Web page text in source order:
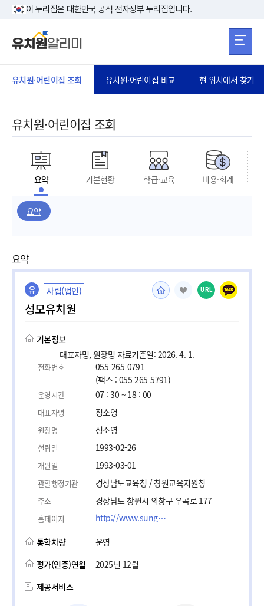
본문 바로가기
이 누리집은 대한민국 공식 전자정부 누리집입니다.
유치원·어린이집 조회 유치원·어린이집 비교 현 위치에서 찾기
유치원·어린이집 조회
요약 기본현황 학급·교육 비용·회계
요약
요약
유 사립(법인)
성모유치원
URL
기본정보
대표자명, 원장명 자료기준일: 2026. 4. 1.
전화번호
055-265-0791
(팩스 : 055-265-5791)
운영시간 07 : 30 ~ 18 : 00
대표자명 정소영
원장명 정소영
설립일 1993-02-26
개원일 1993-03-01
관할행정기관 경상남도교육청 / 창원교육지원청
주소 경상남도 창원시 의창구 우곡로 177
홈페이지 http://www.sungmokids.org/
통학차량
운영
평가(인증)연월
2025년 12월
제공서비스